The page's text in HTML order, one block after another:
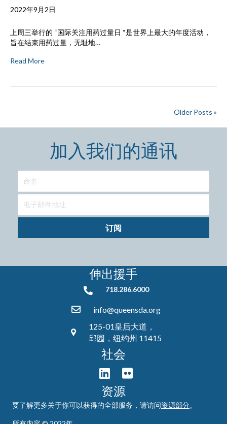
2022年9月2日
上周三举行的 “国际关注用药过量日 “是世界上最大的年度活动，
旨在结束用药过量，无耻地…
Read More
Older Posts »
加入我们的通讯
订阅
伸出援手
718.286.6000718.286.6000
info@queensda.org
125-01皇后大道，
邱园，纽约州 11415
社会
资源
要了解更多关于你可以获得的全部服务，请访问资源部分。